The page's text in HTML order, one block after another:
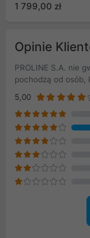
1 799,00 zł
Opinie
PROLINE S.A. nie
pochodzą od osób,
5,00